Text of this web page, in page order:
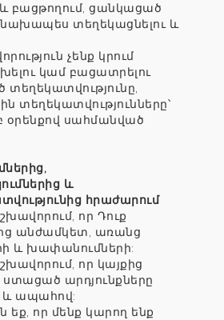
և բացթողում, ցանկացած
տեղեկացնելու և
չենք կրում
կամ բացատրելու
տեղեկատվությունը,
տեղեկատվությունները՝
օրենքով սահմանված
և
հրաժարում
որ Դուք
անժամկետ, առանց
և խափանումների:
որ կայքից
ստացած արդյունքները
և ապահով:
եք, որ մենք կարող ենք